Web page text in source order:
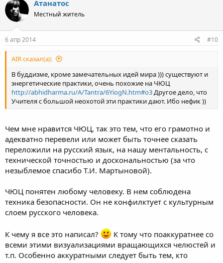
Атанатос
Местный житель
6 апр 2014 #10
АIR сказал(а):
В буддизме, кроме замечательных идей мира ))) существуют и
энергетические практики, очень похожие на ЧЮЦ
http://abhidharma.ru/A/Tantra/6YiogN.htm#o3Другое дело, что
Учителя с большой неохотой эти практики дают. Ибо нефик ))
Чем мне нравится ЧЮЦ, так это тем, что его грамотно и
адекватно перевели или может быть точнее сказать
переложили на русский язык, на нашу ментальность, с
технической точностью и доскональностью (за что
незыблемое спасибо Т.И. Мартыновой).
ЧЮЦ понятен любому человеку. В нем соблюдена
техника безопасности. Он не конфилктует с культурным
слоем русского человека.
К чему я все это написал?
К тому что поаккуратнее со
всеми этими визуализациями вращающихся челюстей и
т.п. Особенно аккуратными следует быть тем, кто